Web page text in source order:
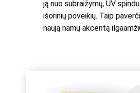
ją nuo subraižymų, UV
išorinių poveikių. Taip
naują namų akcentą